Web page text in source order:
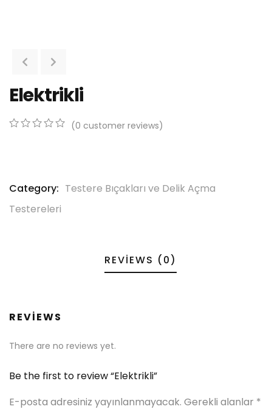
Elektrikli
customer
(0 customer reviews)
Category: Testere Bıçakları ve Delik Açma
Testereleri
REVIEWS (0)
REVIEWS
There are no reviews yet.
Be the first to review “Elektrikli”
E-posta adresiniz yayınlanmayacak. Gerekli alanlar *